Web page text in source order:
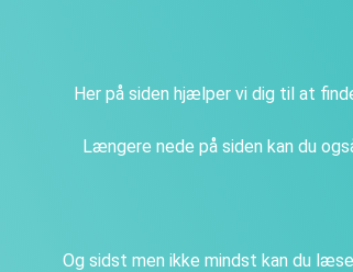
Her på siden hjælper vi dig til at
Længere nede på siden kan du
Og sidst men ikke mindst kan du